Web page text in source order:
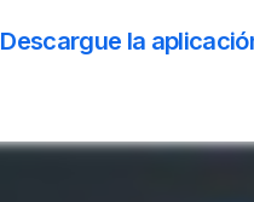
Descargue la